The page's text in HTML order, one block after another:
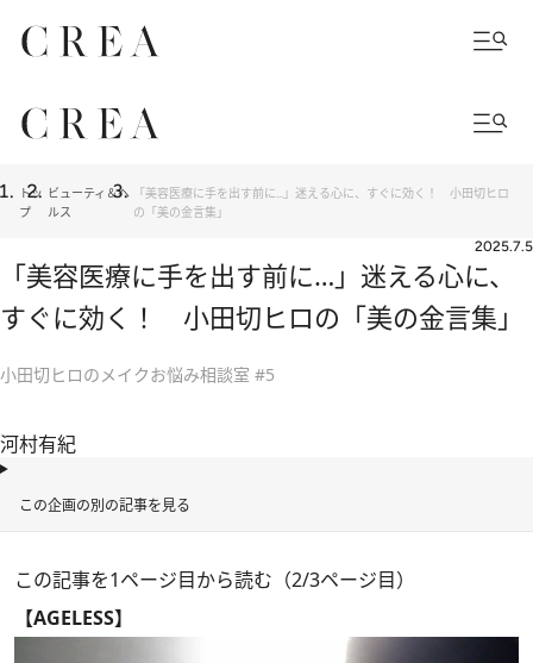
トッ
プ
ビューティ＆ヘ
ルス
「美容医療に手を出す前に…」迷える心に、すぐに効く！ 小田切ヒロ
の「美の金言集」
2025.7.5
「美容医療に手を出す前に…」迷える心に、
すぐに効く！ 小田切ヒロの「美の金言集」
小田切ヒロのメイクお悩み相談室 #5
河村有紀
この企画の別の記事を見る
この記事を1ページ目から読む（2/3ページ目）
【AGELESS】